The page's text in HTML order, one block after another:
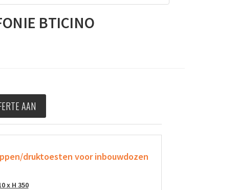
BTICINO
AAN
druktoesten voor inbouwdozen
x H 350